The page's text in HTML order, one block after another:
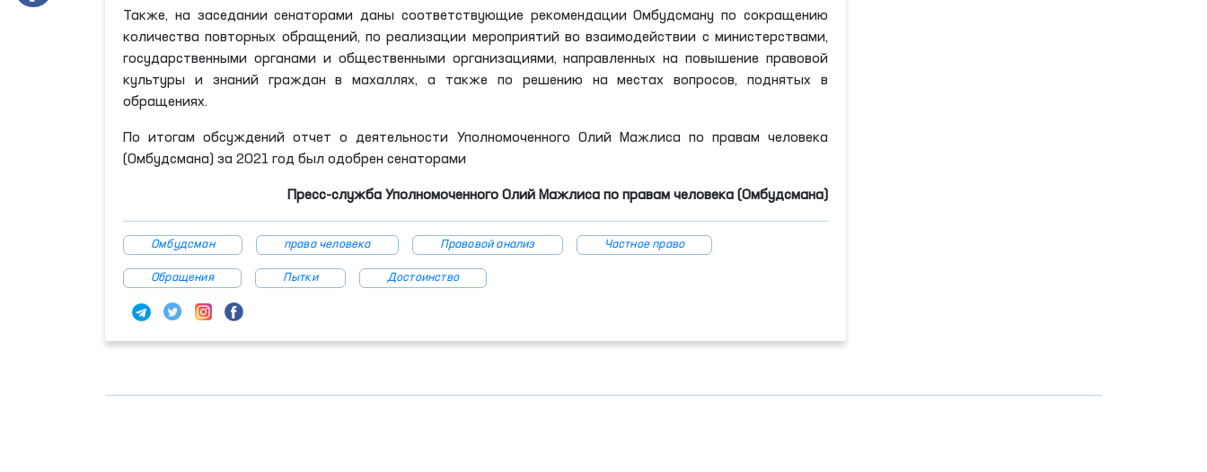
Также, на заседании сенаторами даны соответствующие рекомендации Омбудсману по сокращению
количества повторных обращений, по реализации мероприятий во взаимодействии с министерствами,
государственными органами и общественными организациями, направленных на повышение правовой
культуры и знаний граждан в махаллях, а также по решению на местах вопросов, поднятых в
обращениях.
По итогам обсуждений отчет о деятельности Уполномоченного Олий Мажлиса по правам человека
(Омбудсмана) за 2021 год был одобрен сенаторами
Пресс-служба Уполномоченного Олий Мажлиса по правам человека (Омбудсмана)
Омбудсман права человека Правовой анализ Частное право
Обращения Пытки Достоинство